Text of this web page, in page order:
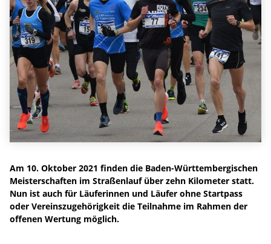
Am 10. Oktober 2021 finden die Baden-Württembergischen
Meisterschaften im Straßenlauf über zehn Kilometer statt.
Nun ist auch für Läuferinnen und Läufer ohne Startpass
oder Vereinszugehörigkeit die Teilnahme im Rahmen der
offenen Wertung möglich.